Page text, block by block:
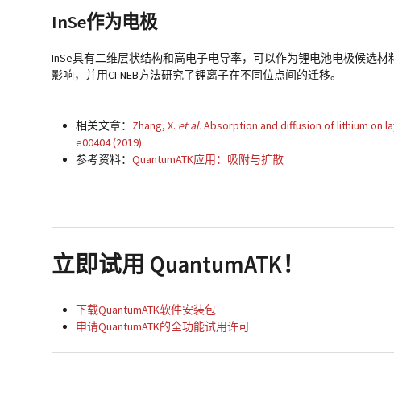
InSe作为电极
InSe具有二维层状结构和高电子电导率，可以作为锂电池电极候选
影响，并用CI-NEB方法研究了锂离子在不同位点间的迁移。
相关文章： Zhang, X. et al.Absorption and diffusion of lithium on
e00404 (2019).
参考资料：QuantumATK应用：吸附与扩散
立即试用 QuantumATK！
下载QuantumATK软件安装包
申请QuantumATK的全功能试用许可